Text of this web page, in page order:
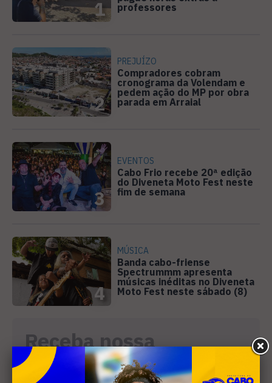
1
professores
2
PREJUÍZO
Compradores cobram
cronograma da Volendam e
pedem ação do MP por obra
parada em Arraial
3
EVENTOS
Cabo Frio recebe 20ª edição
do Diveneta Moto Fest neste
fim de semana
4
MÚSICA
Banda cabo-friense
Spectrummm apresenta
músicas inéditas no Diveneta
Moto Fest neste sábado (8)
Receba nossa
newsletter